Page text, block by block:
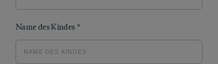
Name des Kindes *